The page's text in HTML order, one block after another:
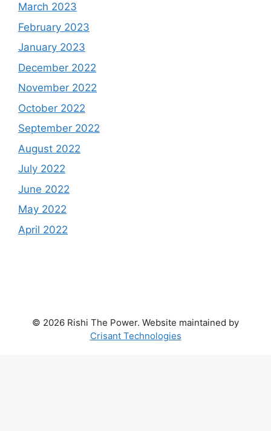
March 2023
February 2023
January 2023
December 2022
November 2022
October 2022
September 2022
August 2022
July 2022
June 2022
May 2022
April 2022
© 2026 Rishi The Power. Website maintained by
Crisant Technologies